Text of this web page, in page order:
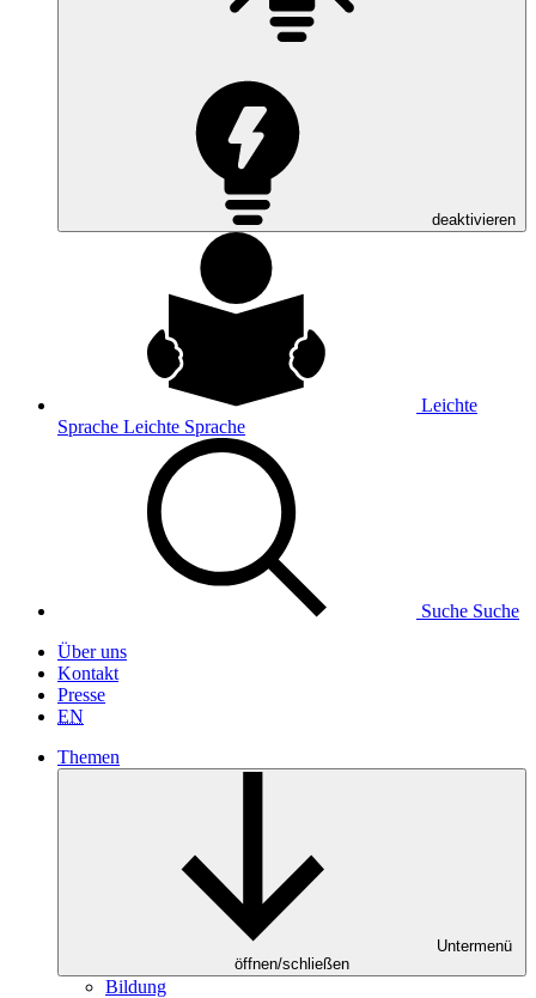
deaktivieren
Leichte
Sprache Leichte Sprache
Suche Suche
Über uns
Kontakt
Presse
EN
Themen
Untermenü
öffnen/schließen
Bildung